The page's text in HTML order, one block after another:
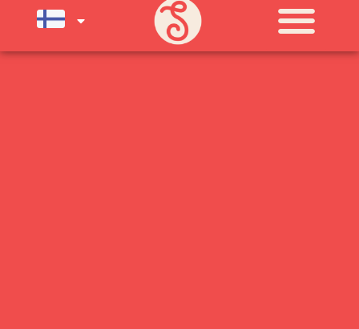
SU) ELOKUUN LOPPUUN ASTI
LÄMPIMÄSTI TERVETULOA!